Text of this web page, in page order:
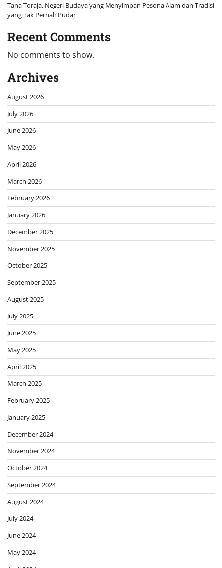
Tana Toraja, Negeri Budaya yang Menyimpan Pesona Alam dan Tradisi
yang Tak Pernah Pudar
Recent Comments
No comments to show.
Archives
August 2026
July 2026
June 2026
May 2026
April 2026
March 2026
February 2026
January 2026
December 2025
November 2025
October 2025
September 2025
August 2025
July 2025
June 2025
May 2025
April 2025
March 2025
February 2025
January 2025
December 2024
November 2024
October 2024
September 2024
August 2024
July 2024
June 2024
May 2024